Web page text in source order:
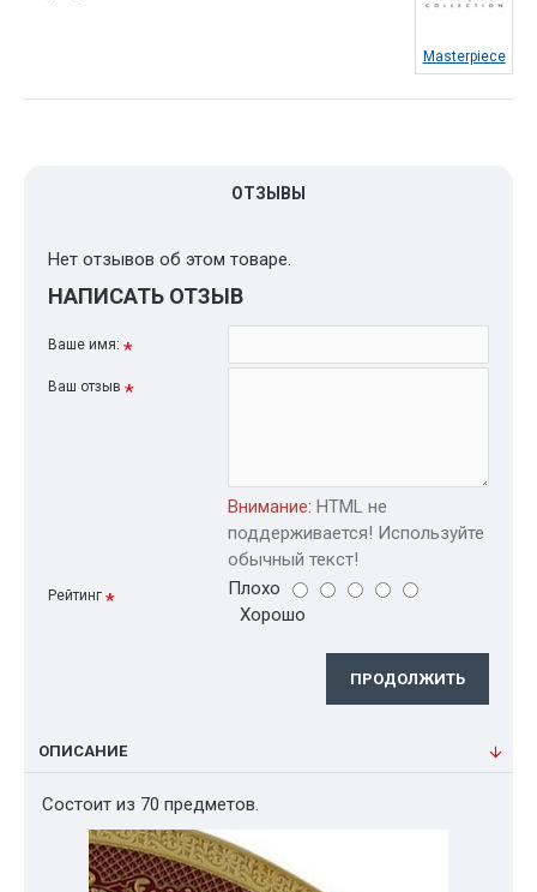
Masterpiece
ОТЗЫВЫ
Нет отзывов об этом товаре.
НАПИСАТЬ ОТЗЫВ
Ваше имя:
Ваш отзыв
Внимание: HTML не
поддерживается! Используйте
обычный текст!
Рейтинг
Плохо
Хорошо
ПРОДОЛЖИТЬ
ОПИСАНИЕ
Состоит из 70 предметов.